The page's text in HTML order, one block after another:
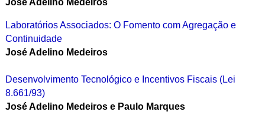
José Adelino Medeiros
Laboratórios Associados: O Fomento com Agregação e
Continuidade
José Adelino Medeiros
Desenvolvimento Tecnológico e Incentivos Fiscais (Lei
8.661/93)
José Adelino Medeiros e Paulo Marques